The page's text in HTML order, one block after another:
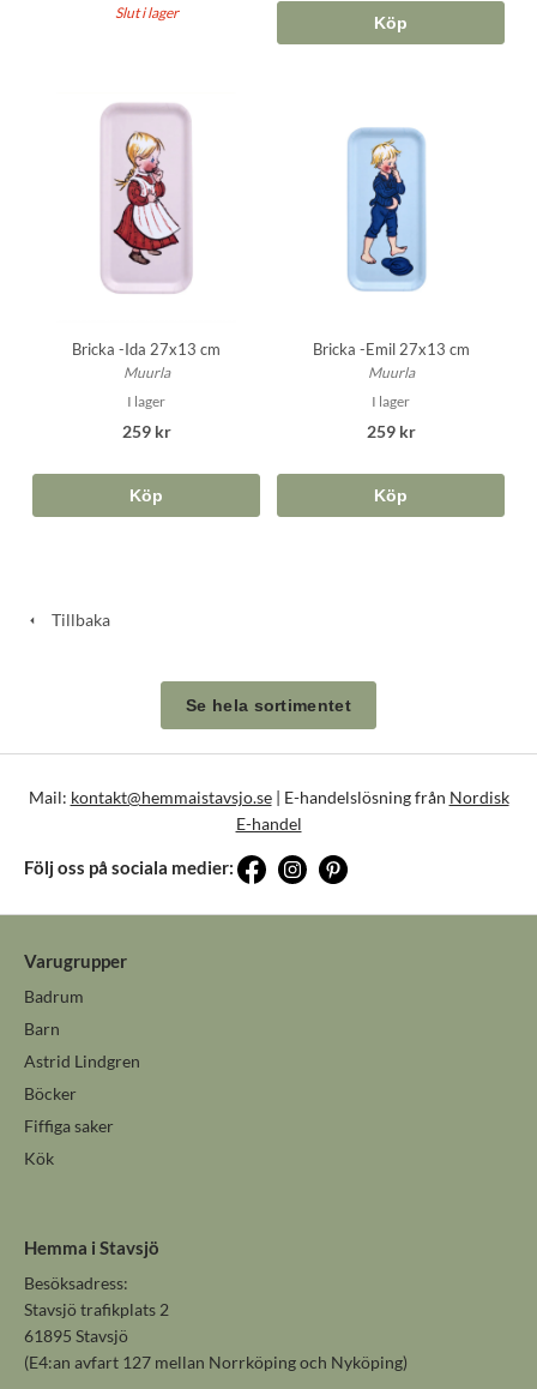
Slut i lager
Köp
Bricka -Ida 27x13 cm
Muurla
I lager
259 kr
Köp
Bricka -Emil 27x13 cm
Muurla
I lager
259 kr
Köp
Tillbaka
Se hela sortimentet
Mail: kontakt@hemmaistavsjo.se| E-handelslösning från Nordisk
E-handel
Följ oss på sociala medier:
Varugrupper
Badrum
Barn
Astrid Lindgren
Böcker
Fiffiga saker
Kök
Hemma i Stavsjö
Besöksadress:
Stavsjö trafikplats 2
61895 Stavsjö
(E4:an avfart 127 mellan Norrköping och Nyköping)